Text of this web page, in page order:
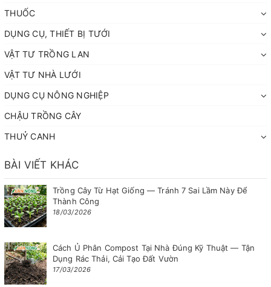
THUỐC
DỤNG CỤ, THIẾT BỊ TƯỚI
VẬT TƯ TRỒNG LAN
VẬT TƯ NHÀ LƯỚI
DỤNG CỤ NÔNG NGHIỆP
CHẬU TRỒNG CÂY
THUỶ CANH
BÀI VIẾT KHÁC
Trồng Cây Từ Hạt Giống — Tránh 7 Sai Lầm Này Để
Thành Công
18/03/2026
Cách Ủ Phân Compost Tại Nhà Đúng Kỹ Thuật — Tận
Dụng Rác Thải, Cải Tạo Đất Vườn
17/03/2026